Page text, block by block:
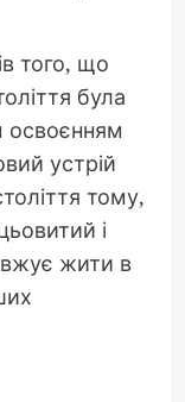
того, що
була
освоєнням
устрій
тому,
і
жити в